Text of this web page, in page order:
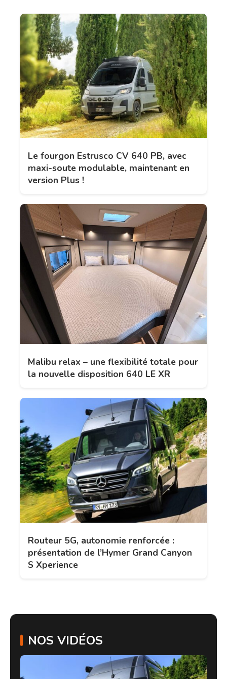
Le fourgon Estrusco CV 640 PB, avec
maxi-soute modulable, maintenant en
version Plus !
Malibu relax – une flexibilité totale pour
la nouvelle disposition 640 LE XR
Routeur 5G, autonomie renforcée :
présentation de l’Hymer Grand Canyon
S Xperience
NOS VIDÉOS